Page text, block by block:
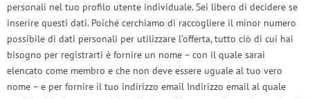
personali nel tuo profilo utente individuale. Sei libero di decidere se
inserire questi dati. Poiché cerchiamo di raccogliere il minor numero
possibile di dati personali per utilizzare l’offerta, tutto ciò di cui hai
bisogno per registrarti è fornire un nome – con il quale sarai
elencato come membro e che non deve essere uguale al tuo vero
nome – e per fornire il tuo indirizzo email Indirizzo email al quale